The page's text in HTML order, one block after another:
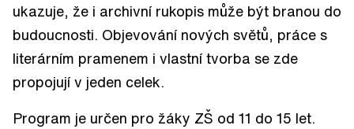
ukazuje, že i archivní rukopis může být branou do
budoucnosti. Objevování nových světů, práce s
literárním pramenem i vlastní tvorba se zde
propojují v jeden celek.
Program je určen pro žáky ZŠ od 11 do 15 let.